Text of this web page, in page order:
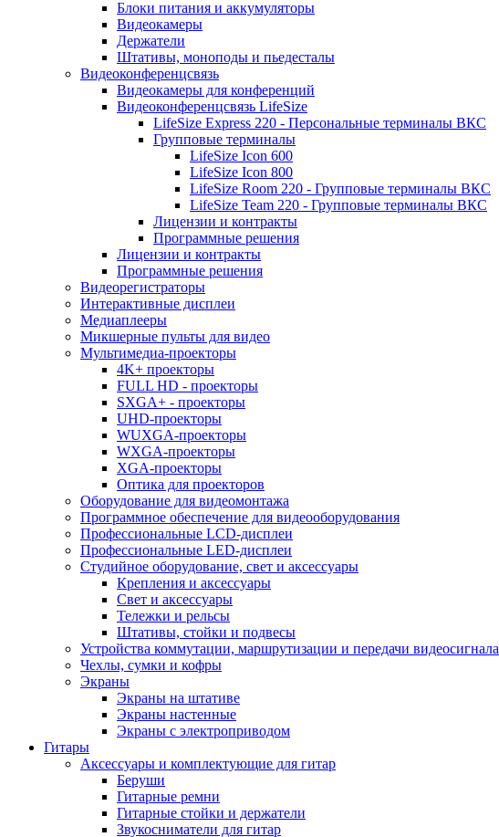
Блоки питания и аккумуляторы
Видеокамеры
Держатели
Штативы, моноподы и пьедесталы
Видеоконференцсвязь
Видеокамеры для конференций
Видеоконференцсвязь LifeSize
LifeSize Express 220 - Персональные терминалы ВКС
Групповые терминалы
LifeSize Icon 600
LifeSize Icon 800
LifeSize Room 220 - Групповые терминалы ВКС
LifeSize Team 220 - Групповые терминалы ВКС
Лицензии и контракты
Программные решения
Лицензии и контракты
Программные решения
Видеорегистраторы
Интерактивные дисплеи
Медиаплееры
Микшерные пульты для видео
Мультимедиа-проекторы
4K+ проекторы
FULL HD - проекторы
SXGA+ - проекторы
UHD-проекторы
WUXGA-проекторы
WXGA-проекторы
XGA-проекторы
Оптика для проекторов
Оборудование для видеомонтажа
Программное обеспечение для видеооборудования
Профессиональные LCD-дисплеи
Профессиональные LED-дисплеи
Студийное оборудование, свет и аксессуары
Крепления и аксессуары
Свет и аксессуары
Тележки и рельсы
Штативы, стойки и подвесы
Устройства коммутации, маршрутизации и передачи видеосигнала
Чехлы, сумки и кофры
Экраны
Экраны на штативе
Экраны настенные
Экраны с электроприводом
Гитары
Аксессуары и комплектующие для гитар
Беруши
Гитарные ремни
Гитарные стойки и держатели
Звукосниматели для гитар